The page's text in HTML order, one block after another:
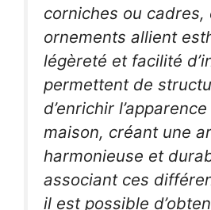
corniches ou cadres,
ornements allient
légèreté et facilité
permettent de
d’enrichir l’apparence
maison, créant une
harmonieuse et
associant ces
il est possible